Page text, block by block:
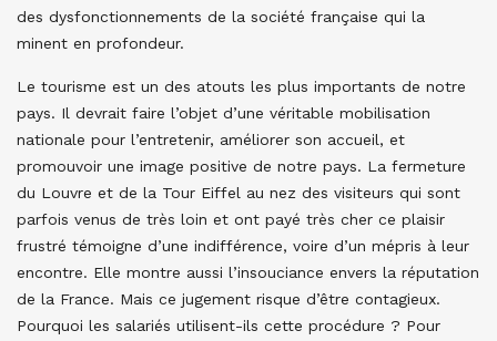
des dysfonctionnements de la société française qui la
minent en profondeur.
Le tourisme est un des atouts les plus importants de notre
pays. Il devrait faire l’objet d’une véritable mobilisation
nationale pour l’entretenir, améliorer son accueil, et
promouvoir une image positive de notre pays. La fermeture
du Louvre et de la Tour Eiffel au nez des visiteurs qui sont
parfois venus de très loin et ont payé très cher ce plaisir
frustré témoigne d’une indifférence, voire d’un mépris à leur
encontre. Elle montre aussi l’insouciance envers la réputation
de la France. Mais ce jugement risque d’être contagieux.
Pourquoi les salariés utilisent-ils cette procédure ? Pour